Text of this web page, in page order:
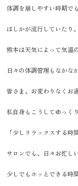
体調を崩しやすい時期で
はしかが流行していたり、
熊本は天気によって気温
日々の体調管理もなかな
皆さま、お変わりなくお
私自身もこうしてゆっく
「少しリラックスする
サロンでも、日々お忙し
少しでもホッとできる時